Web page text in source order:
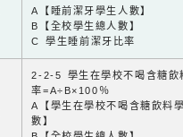
A【睡前潔牙學生人數】
B【全校學生總人數】
C 學生睡前潔牙比率
2-2-5 學生在學校不喝含糖飲
率=A÷B×100％
A【學生在學校不喝含糖飲料
數】